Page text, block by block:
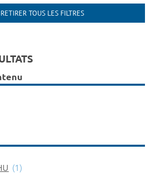
RETIRER TOUS LES FILTRES
(1)